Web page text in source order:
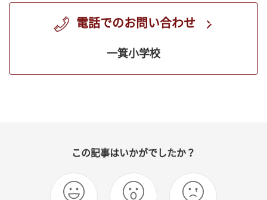
電話でのお問い合わせ
一箕小学校
この記事はいかがでしたか？